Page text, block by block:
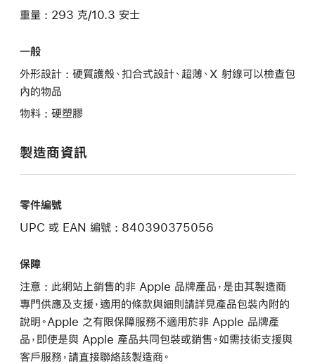
重量 : 293 克/10.3 安士
一般
外形設計 : 硬質護殼、扣合式設計、超薄、X 射線可以檢查包
內的物品
物料 : 硬塑膠
製造商資訊
零件編號
UPC 或 EAN 編號 : 840390375056
保障
注意 : 此網站上銷售的非 Apple 品牌產品，是由其製造商
專門供應及支援，適用的條款與細則請詳見產品包裝內附的
說明。Apple 之有限保障服務不適用於非 Apple 品牌產
品，即使是與 Apple 產品共同包裝或銷售。如需技術支援與
客戶服務，請直接聯絡該製造商。